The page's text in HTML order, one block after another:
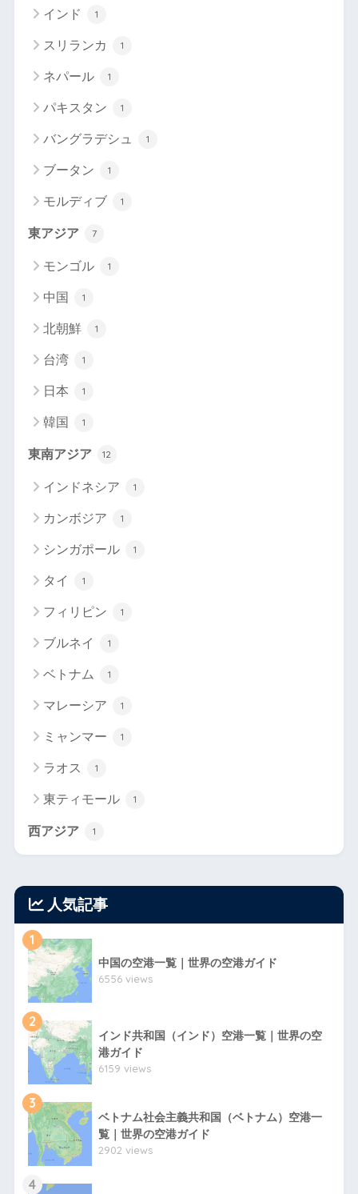
インド 1
スリランカ 1
ネパール 1
パキスタン 1
バングラデシュ 1
ブータン 1
モルディブ 1
東アジア 7
モンゴル 1
中国 1
北朝鮮 1
台湾 1
日本 1
韓国 1
東南アジア 12
インドネシア 1
カンボジア 1
シンガポール 1
タイ 1
フィリピン 1
ブルネイ 1
ベトナム 1
マレーシア 1
ミャンマー 1
ラオス 1
東ティモール 1
西アジア 1
人気記事
1
中国の空港一覧｜世界の空港ガイド
6556 views
2
インド共和国（インド）空港一覧｜世界の空
港ガイド
6159 views
3
ベトナム社会主義共和国（ベトナム）空港一
覧｜世界の空港ガイド
2902 views
4